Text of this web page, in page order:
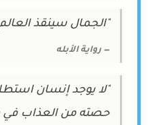
"الجمال سينقذ
— رواية الأبله
"لا يوجد إنسان
حصته من العذاب في